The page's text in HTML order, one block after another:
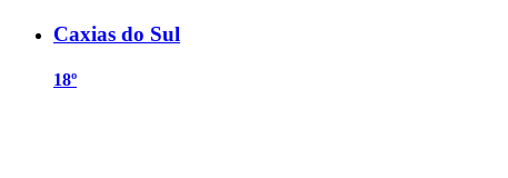
Caxias do Sul
18º